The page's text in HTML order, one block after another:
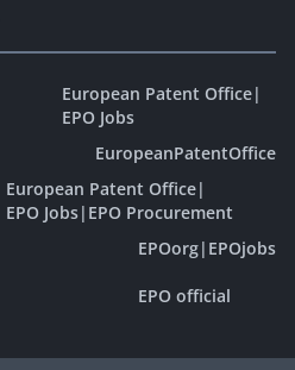
European Patent Office|
EPO Jobs
EuropeanPatentOffice
European Patent Office|
EPO Jobs| EPO Procurement
EPOorg| EPOjobs
EPO official